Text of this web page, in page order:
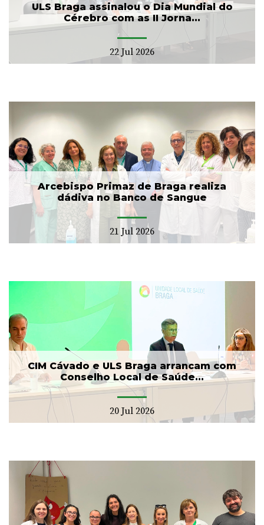
ULS Braga assinalou o Dia Mundial do
Cérebro com as II Jorna...
22 Jul 2026
Arcebispo Primaz de Braga realiza
dádiva no Banco de Sangue
21 Jul 2026
CIM Cávado e ULS Braga arrancam com
Conselho Local de Saúde...
20 Jul 2026